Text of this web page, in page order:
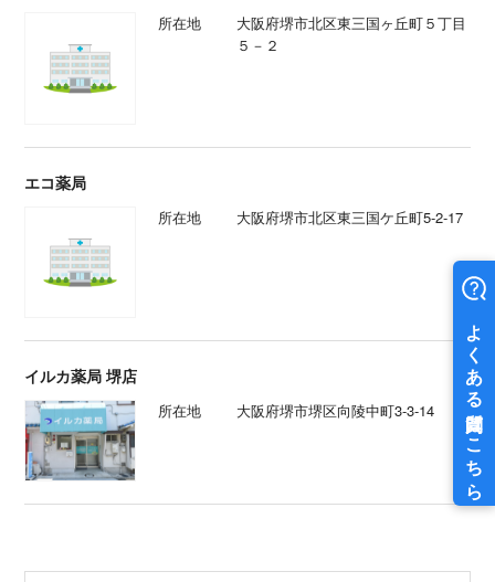
所在地
大阪府堺市北区東三国ヶ丘町５丁目
５－２
エコ薬局
所在地 大阪府堺市北区東三国ケ丘町5-2-17
イルカ薬局 堺店
所在地 大阪府堺市堺区向陵中町3-3-14